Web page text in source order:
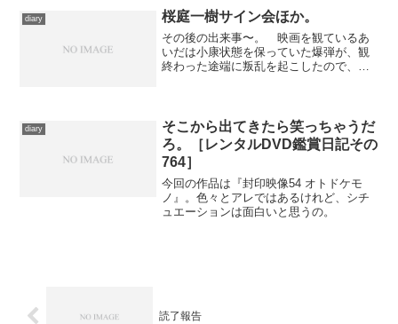
diary 桜庭一樹サイン会ほか。
その後の出来事〜。 映画を観ているあ
いだは小康状態を保っていた爆弾が、観
終わった途端に叛乱を起こしたので、と
屋上に赴いて釜揚うどんに...
diary
そこから出てきたら笑っちゃうだ
ろ。［レンタルDVD鑑賞日記その
764］
今回の作品は『封印映像54 オトドケモ
ノ』。色々とアレではあるけれど、シチ
ュエーションは面白いと思うの。
読了報告